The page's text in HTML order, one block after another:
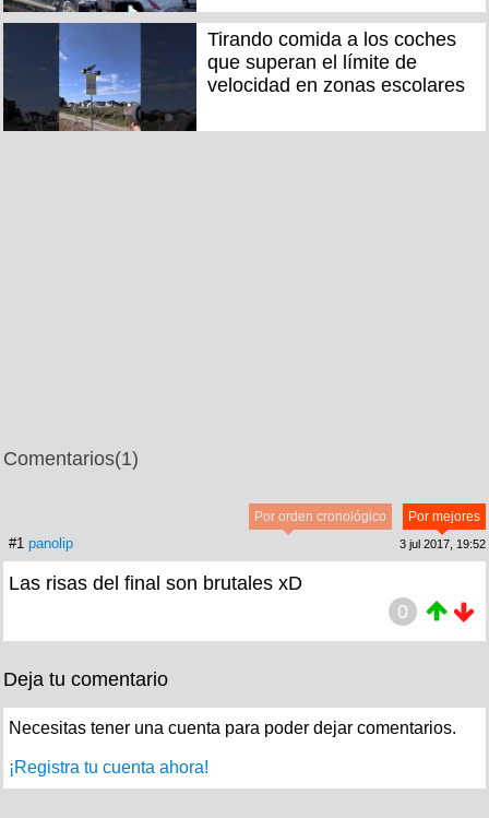
Tirando comida a los coches
que superan el límite de
velocidad en zonas escolares
Comentarios(1)
Por mejores
Por orden cronológico
#1 panolip 3 jul 2017, 19:52
Las risas del final son brutales xD
0
Deja tu comentario
Necesitas tener una cuenta para poder dejar comentarios.
¡Registra tu cuenta ahora!